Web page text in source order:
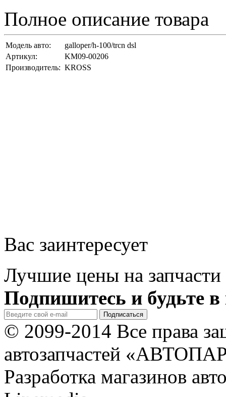
Полное описание товара
Модель авто:
galloper/h-100/trcn dsl
Артикул:
KM09-00206
Производитель: KROSS
Вас заинтересует
Лучшие цены на запчасти
Подпишитесь и будьте в
© 2099-2014 Все права
автозапчастей
Разработка магазинов